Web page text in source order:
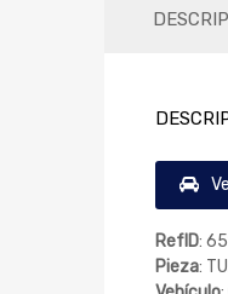
RefID:
Pieza: